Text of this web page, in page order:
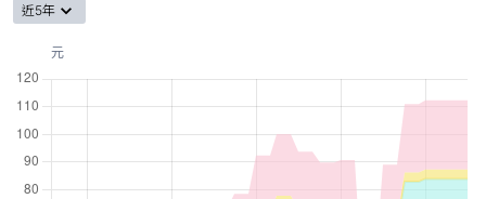
近5年